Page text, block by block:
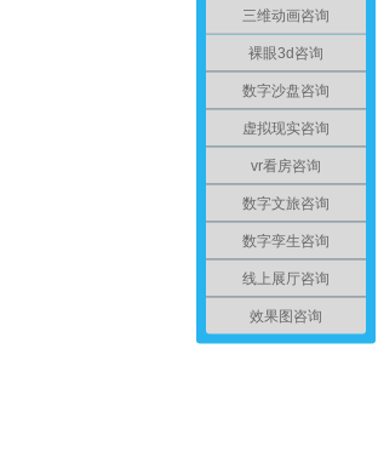
三维动画咨询
裸眼3d咨询
数字沙盘咨询
虚拟现实咨询
vr看房咨询
数字文旅咨询
数字孪生咨询
线上展厅咨询
效果图咨询